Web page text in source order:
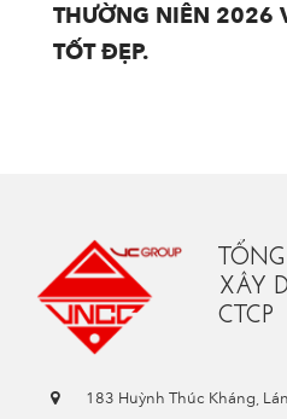
THƯỜNG NIÊN 2026
TỐT ĐẸP.
XÂY
CTCP
183 Huỳnh Thúc Kháng,